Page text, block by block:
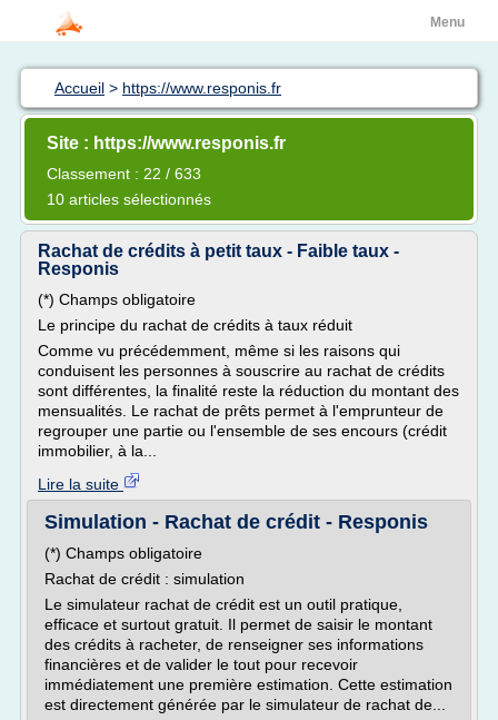
Menu
Accueil > https://www.responis.fr
Site : https://www.responis.fr
Classement : 22 / 633
10 articles sélectionnés
Rachat de crédits à petit taux - Faible taux -
Responis
(*) Champs obligatoire
Le principe du rachat de crédits à taux réduit
Comme vu précédemment, même si les raisons qui
conduisent les personnes à souscrire au rachat de crédits
sont différentes, la finalité reste la réduction du montant des
mensualités. Le rachat de prêts permet à l'emprunteur de
regrouper une partie ou l'ensemble de ses encours (crédit
immobilier, à la...
Lire la suite
Simulation - Rachat de crédit - Responis
(*) Champs obligatoire
Rachat de crédit : simulation
Le simulateur rachat de crédit est un outil pratique,
efficace et surtout gratuit. Il permet de saisir le montant
des crédits à racheter, de renseigner ses informations
financières et de valider le tout pour recevoir
immédiatement une première estimation. Cette estimation
est directement générée par le simulateur de rachat de...